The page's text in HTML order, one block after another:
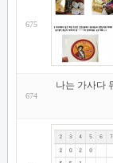
675
674
나는 가사다